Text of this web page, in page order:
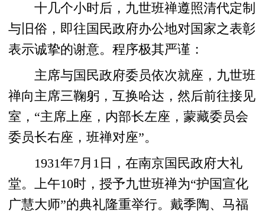
十几个小时后，九世班禅遵照清代定制
与旧俗，即往国民政府办公地对国家之表彰
表示诚挚的谢意。程序极其严谨：
主席与国民政府委员依次就座，九世班
禅向主席三鞠躬，互换哈达，然后前往接见
室，“主席上座，内部长左座，蒙藏委员会
委员长右座，班禅对座”。
1931年7月1日，在南京国民政府大礼
堂。上午10时，授予九世班禅为“护国宣化
广慧大师”的典礼隆重举行。戴季陶、马福